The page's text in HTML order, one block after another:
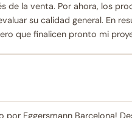
de la venta. Por ahora, los
su calidad general. En
que finalicen pronto mi
por Eggersmann Barcelona!